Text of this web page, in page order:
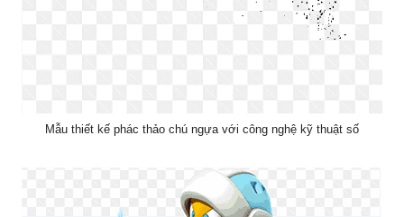
Mẫu thiết kế phác thảo chú ngựa với công nghệ kỹ thuật số